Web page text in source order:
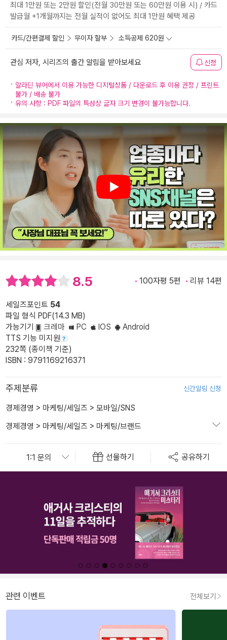
최대 1만원 또는 2만원 할인(전월 30만원 또는 60만원 이용 시) / 카드
발급월 +1개월까지는 전월 실적이 없어도 최대 1만원 혜택 제공
카드/간편결제 할인 무이자 할부 소득공제 620원
관심 저자, 시리즈의 출간 알림을 받아보세요 신청
알라딘 뷰어에서 이용 가능한 디지털상품 / 다운로드 후 이용 권장 / 프린트
불가 / 배송 불가
유의 사항 : PDF 파일의 특성상 글자 크기 변경이 불가능합니다.
Play
8.5 100자평 5편 리뷰 14편
세일즈포인트 54
파일 형식 PDF(14.3 MB)
가능기기
크레마 PC IOS
Android
TTS 기능 미지원
232쪽 (종이책 기준)
ISBN : 9791169216371
주제분류 신간알림 신청
경제경영 > 마케팅/세일즈 > 모바일/SNS
경제경영 > 마케팅/세일즈 > 마케팅/브랜드
선물하기 공유하기
관련 이벤트 전체보기